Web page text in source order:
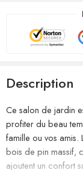
Description
Ce salon de jardin
profiter du beau
famille ou vos amis.
bois de pin massif,
ajoutent un confort